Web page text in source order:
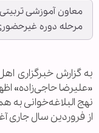
معاون آموزشی
مرحله دوره
به گزارش خبرگزاری
«علیرضا حاجی‌زاده»
نهج البلاغه‌خوانی به
از فروردین سال جاری